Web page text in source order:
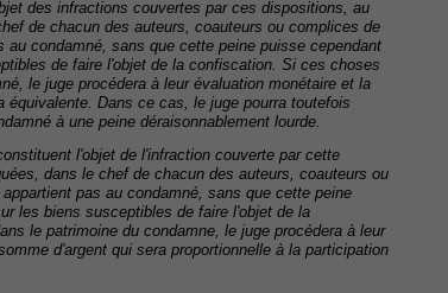
des infractions couvertes par ces dispositions, au
de chacun des auteurs, coauteurs ou complices de
condamné, sans que cette peine puisse cependant
de faire l'objet de la confiscation. Si ces choses
le juge procédera à leur évaluation monétaire et la
Dans ce cas, le juge pourra toutefois
à une peine déraisonnablement lourde.
l'objet de l'infraction couverte par cette
dans le chef de chacun des auteurs, coauteurs ou
pas au condamné, sans que cette peine
les biens susceptibles de faire l'objet de la
le patrimoine du condamne, le juge procédera à leur
d'argent qui sera proportionnelle à la participation